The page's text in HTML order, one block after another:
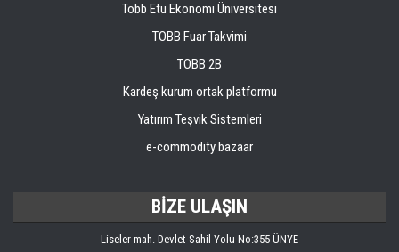
Tobb Etü Ekonomi Üniversitesi
TOBB Fuar Takvimi
TOBB 2B
Kardeş kurum ortak platformu
Yatırım Teşvik Sistemleri
e-commodity bazaar
BİZE ULAŞIN
Liseler mah. Devlet Sahil Yolu No:355 ÜNYE